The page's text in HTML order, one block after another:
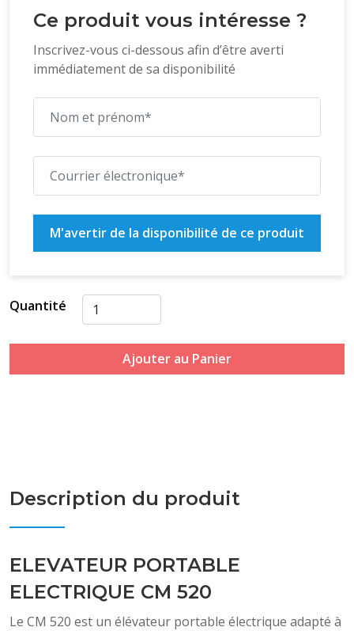
Ce produit vous intéresse ?
Inscrivez-vous ci-dessous afin d’être averti
immédiatement de sa disponibilité
M'avertir de la disponibilité de ce produit
Quantité
Ajouter au Panier
Description du produit
ELEVATEUR PORTABLE
ELECTRIQUE CM 520
Le CM 520 est un élévateur portable électrique adapté à